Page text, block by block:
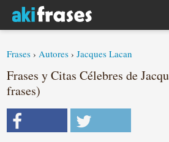
Frases ›Autores ›Jacques Lacan
Frases y Citas Célebres de
frases)